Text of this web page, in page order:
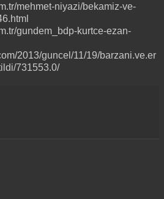
mehmet-niyazi/bekamiz-ve-
gundem_bdp-kurtce-ezan-
2013/guncel/11/19/barzani.ve.er
731553.0/